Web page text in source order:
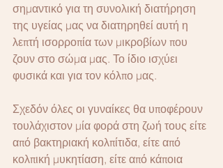
σημαντικό για τη συνολική διατήρηση
της υγείας μας να διατηρηθεί αυτή η
λεπτή ισορροπία των μικροβίων που
ζουν στο σώμα μας. Το ίδιο ισχύει
φυσικά και για τον κόλπο μας.
Σχεδόν όλες οι γυναίκες θα υποφέρουν
τουλάχιστον μία φορά στη ζωή τους είτε
από βακτηριακή κολπίτιδα, είτε από
κολπική μυκητίαση, είτε από κάποια